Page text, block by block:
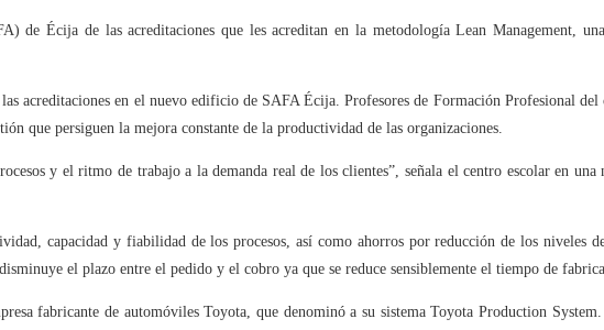
de Écija de las acreditaciones que les acreditan en la metodología Lean Management,
acreditaciones en el nuevo edificio de SAFA Écija. Profesores de Formación Profesional
que persiguen la mejora constante de la productividad de las organizaciones.
y el ritmo de trabajo a la demanda real de los clientes”, señala el centro escolar en
capacidad y fiabilidad de los procesos, así como ahorros por reducción de los niveles
el plazo entre el pedido y el cobro ya que se reduce sensiblemente el tiempo de
fabricante de automóviles Toyota, que denominó a su sistema Toyota Production